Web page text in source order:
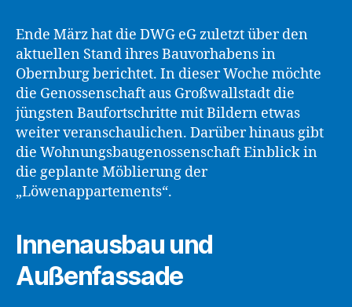
Ende März hat die DWG eG zuletzt über den
aktuellen Stand ihres Bauvorhabens in
Obernburg berichtet. In dieser Woche möchte
die Genossenschaft aus Großwallstadt die
jüngsten Baufortschritte mit Bildern etwas
weiter veranschaulichen. Darüber hinaus gibt
die Wohnungsbaugenossenschaft Einblick in
die geplante Möblierung der
„Löwenappartements“.
Innenausbau und
Außenfassade